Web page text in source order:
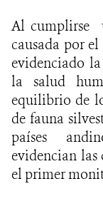
Al cumplirse
causada por
evidenciado
la salud
equilibrio de
de fauna
países
evidencian las
el primer